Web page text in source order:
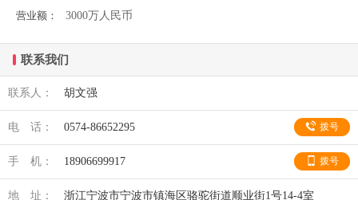
营业额： 3000万人民币
联系我们
联系人： 胡文强
电 话： 0574-86652295 拨号
手 机： 18906699917 拨号
地 址： 浙江宁波市宁波市镇海区骆驼街道顺业街1号14-4室